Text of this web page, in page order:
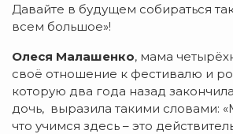
Давайте в будущем собираться
всем большое»!
Олеся Малашенко, мама
своё отношение к фестивалю и
которую два года назад
дочь, выразила такими словами:
что учимся здесь – это